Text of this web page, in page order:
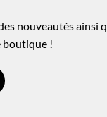
nouveautés ainsi
boutique !